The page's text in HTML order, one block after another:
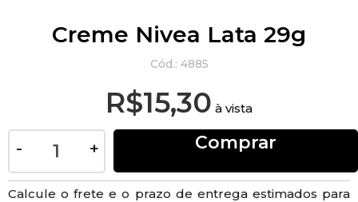
Creme Nivea Lata 29g
Cód.: 4885
R$15,30 à vista
+
- Comprar
Calcule o frete e o prazo de entrega estimados para